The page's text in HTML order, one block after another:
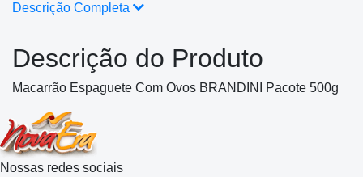
Descrição Completa
Descrição do Produto
Macarrão Espaguete Com Ovos BRANDINI Pacote 500g
Nossas redes sociais